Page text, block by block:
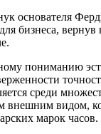
основателя
бизнеса,
пониманию
среди
внешним видом,
марок часов.